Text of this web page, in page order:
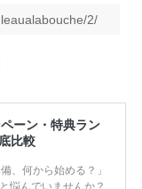
2/
ーン・特典ラン
比較
、何から始める？」
悩んでいませんか？